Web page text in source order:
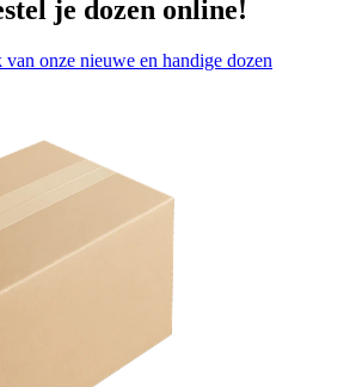
je dozen online!
onze nieuwe en handige dozen